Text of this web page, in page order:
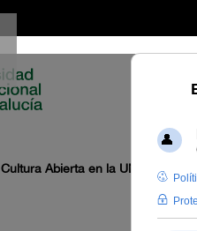
Cultura Abierta en la UNIA ofrece